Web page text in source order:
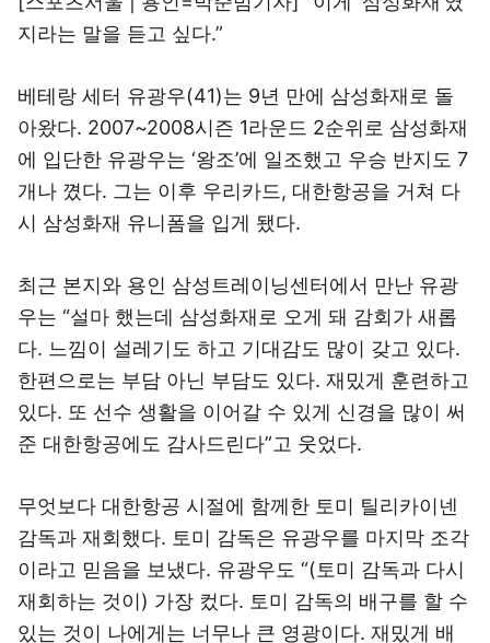
지라는 말을 듣고 싶다.”
베테랑 세터 유광우(41)는 9년 만에 삼성화재로 돌
아왔다. 2007~2008시즌 1라운드 2순위로 삼성화재
에 입단한 유광우는 ‘왕조’에 일조했고 우승 반지도 7
개나 꼈다. 그는 이후 우리카드, 대한항공을 거쳐 다
시 삼성화재 유니폼을 입게 됐다.
최근 본지와 용인 삼성트레이닝센터에서 만난 유광
우는 “설마 했는데 삼성화재로 오게 돼 감회가 새롭
다. 느낌이 설레기도 하고 기대감도 많이 갖고 있다.
한편으로는 부담 아닌 부담도 있다. 재밌게 훈련하고
있다. 또 선수 생활을 이어갈 수 있게 신경을 많이 써
준 대한항공에도 감사드린다”고 웃었다.
무엇보다 대한항공 시절에 함께한 토미 틸리카이넨
감독과 재회했다. 토미 감독은 유광우를 마지막 조각
이라고 믿음을 보냈다. 유광우도 “(토미 감독과 다시
재회하는 것이) 가장 컸다. 토미 감독의 배구를 할 수
있는 것이 나에게는 너무나 큰 영광이다. 재밌게 배